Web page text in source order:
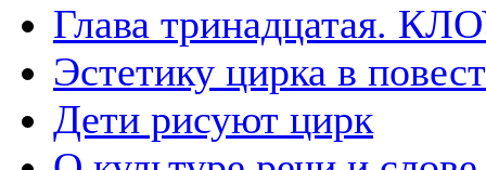
Глава тринадцатая.
Эстетику цирка в
Дети рисуют цирк